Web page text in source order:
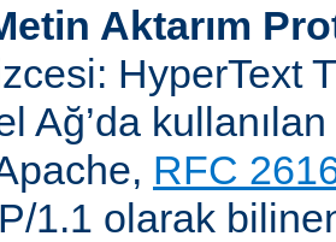
Aktarım
HyperText
Ağ’da
RFC
1.1 olarak